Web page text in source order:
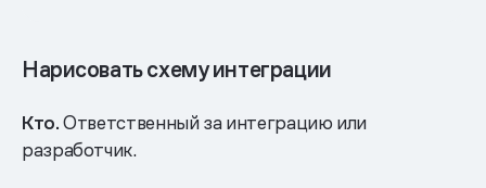
Нарисовать схему интеграции
Кто.Ответственный за интеграцию или
разработчик.